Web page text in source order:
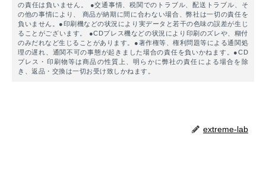
の責任は負いません。 ●交通事情、税関でのトラブル、配送トラブル、そ
の他の事情により、 商品が納期に間に合わない場合、弊社は一切の責任を
負いません。●印刷機などの状況により実データと若干の色味の誤差が生じ
ることがございます。 ●CDプレス機などの状況により印刷のズレや、糊付
のみだれなど生じることがあります。●著作権等、権利問題等による通関処
理の遅れ、通関不可の事態が起きました場合の責任を負いかねます。●CD
プレス・印刷物等は商品の性質上、明らかに弊社の責任による場合を除
き、返品・交換は一切お受け致しかねます。
extreme-lab